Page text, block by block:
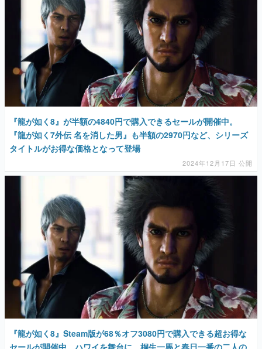
『龍が如く8』が半額の4840円で購入できるセールが開催中。
『龍が如く7外伝 名を消した男』も半額の2970円など、シリーズ
タイトルがお得な価格となって登場
2024年12月17日 公開
『龍が如く8』Steam版が68％オフ3080円で購入できる超お得な
セールが開催中。ハワイを舞台に、桐生一馬と春日一番の二人の